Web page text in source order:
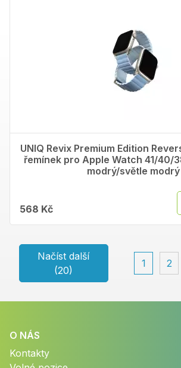
UNIQ Revix Premium Edition
řemínek pro Apple Watch 41/40/
modrý/světle modrý
568 Kč
Načíst další
(20)
1 2
O NÁS
Kontakty